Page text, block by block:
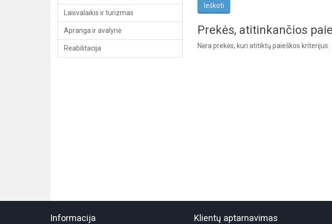
Laisvalaikis ir turizmas
Apranga ir avalynė
Reabilitacija
Prekės, atitinkančios
Nėra prekės, kuri atitiktų paieškos kriterijus.
Informacija Klientų aptarnavimas